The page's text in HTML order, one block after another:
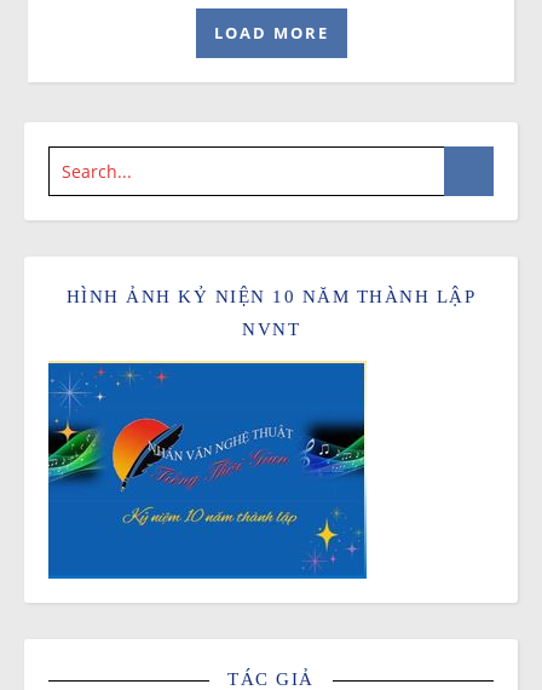
LOAD MORE
HÌNH ẢNH KỶ NIỆN 10 NĂM THÀNH LẬP
NVNT
TÁC GIẢ